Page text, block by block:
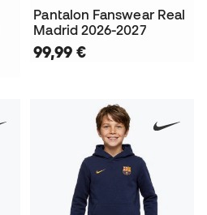
Pantalon Fanswear Real
Madrid 2026-2027
99,99 €